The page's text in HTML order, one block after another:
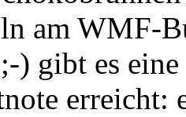
am WMF-
;-) gibt es